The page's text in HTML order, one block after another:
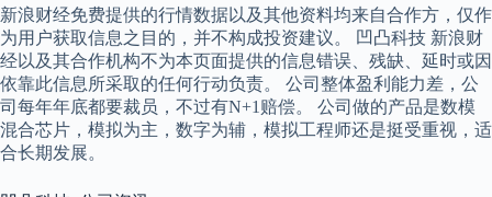
新浪财经免费提供的行情数据以及其他资料均来自合作方，仅作
为用户获取信息之目的，并不构成投资建议。 凹凸科技 新浪财
经以及其合作机构不为本页面提供的信息错误、残缺、延时或因
依靠此信息所采取的任何行动负责。 公司整体盈利能力差，公
司每年年底都要裁员，不过有N+1赔偿。 公司做的产品是数模
混合芯片，模拟为主，数字为辅，模拟工程师还是挺受重视，适
合长期发展。